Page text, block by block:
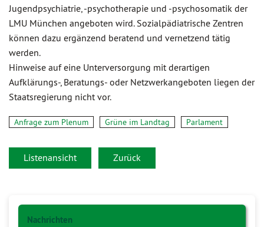
Jugendpsychiatrie, -psychotherapie und -psychosomatik der
LMU München angeboten wird. Sozialpädiatrische Zentren
können dazu ergänzend beratend und vernetzend tätig
werden.
Hinweise auf eine Unterversorgung mit derartigen
Aufklärungs-, Beratungs- oder Netzwerkangeboten liegen der
Staatsregierung nicht vor.
Anfrage zum Plenum Grüne im Landtag Parlament
Listenansicht Zurück
Nachrichten